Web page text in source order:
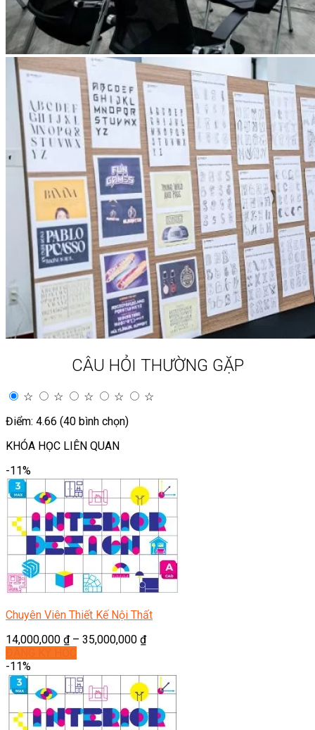
CÂU HỎI THƯỜNG GẶP
☆ ☆ ☆ ☆
☆
Điểm: 4.66 (40 bình chọn)
KHÓA HỌC LIÊN QUAN
-11%
Chuyên Viên Thiết Kế Nội Thất
14,000,000 ₫– 35,000,000 ₫
-11%